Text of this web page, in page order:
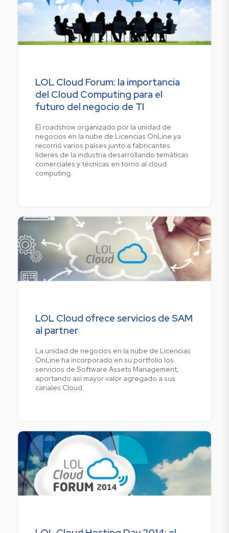
LOL Cloud Forum: la importancia
del Cloud Computing para el
futuro del negocio de TI
El roadshow organizado por la unidad de
negocios en la nube de Licencias OnLine ya
recorrió varios países junto a fabricantes
líderes de la industria desarrollando temáticas
comerciales y técnicas en torno al cloud
computing.
LOL Cloud ofrece servicios de SAM
al partner
La unidad de negocios en la nube de Licencias
OnLine ha incorporado en su portfolio los
servicios de Software Assets Management,
aportando así mayor valor agregado a sus
canales Cloud.